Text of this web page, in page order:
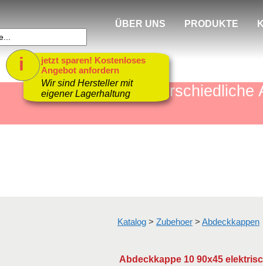
mehr als 4000
ÜBER UNS PRODUKTE
Katalog > Zubehoer > Abdeckkappen
Abdeckkappe 10 90x45
jetzt sparen! Kostenloses
Angebot anfordern
1
Wir sind Hersteller mit
eigener Lagerhaltung
i